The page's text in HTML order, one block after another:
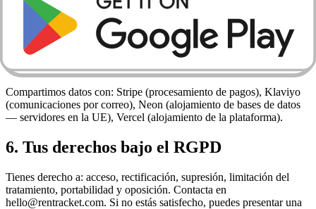
Para proporcionar y mejorar la plataforma, procesar pagos, enviar
notificaciones del servicio y cumplir con las obligaciones legales.
No vendemos tus datos a terceros.
5. Compartir datos
Compartimos datos con: Stripe (procesamiento de pagos), Klaviyo
(comunicaciones por correo), Neon (alojamiento de bases de datos
— servidores en la UE), Vercel (alojamiento de la plataforma).
6. Tus derechos bajo el RGPD
Tienes derecho a: acceso, rectificación, supresión, limitación del
tratamiento, portabilidad y oposición. Contacta en
hello@rentracket.com. Si no estás satisfecho, puedes presentar una